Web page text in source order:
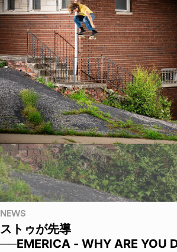
NEWS
ストゥが先導
──EMERICA - WHY ARE YOU